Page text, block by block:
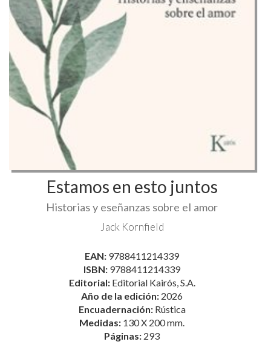
Estamos en esto juntos
Historias y eseñanzas sobre el amor
Jack Kornfield
EAN: 9788411214339
ISBN: 9788411214339
Editorial: Editorial Kairós, S.A.
Año de la edición: 2026
Encuadernación: Rústica
Medidas: 130 X 200 mm.
Páginas: 293